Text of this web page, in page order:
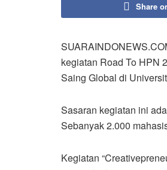
Share
kegiatan Road To HPN
Saing Global di
Sasaran kegiatan ini
Sebanyak 2.000
Kegiatan